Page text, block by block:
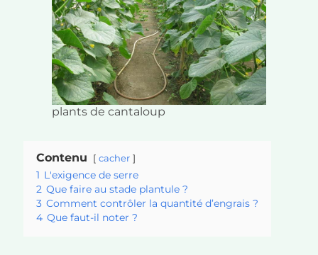
plants de cantaloup
Contenu cacher
1 L'exigence de serre
2 Que faire au stade plantule ?
3 Comment contrôler la quantité d’engrais ?
4 Que faut-il noter ?